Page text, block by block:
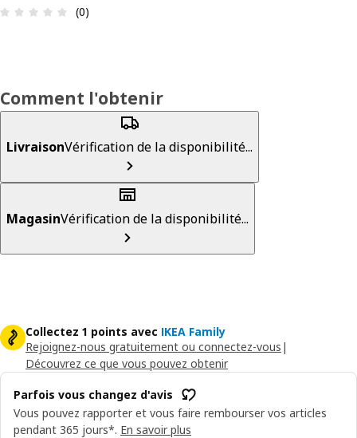
Avis: 0 sur 5 étoiles Nombre total d'avis: 0
(0)
Comment l'obtenir
LivraisonVérification de la disponibilité...
MagasinVérification de la disponibilité...
Collectez 1 points avec IKEA Family
Rejoignez-nous gratuitement ou connectez-vous |
Découvrez ce que vous pouvez obtenir
Parfois vous changez d'avis
Vous pouvez rapporter et vous faire rembourser vos articles
pendant 365 jours*. En savoir plus